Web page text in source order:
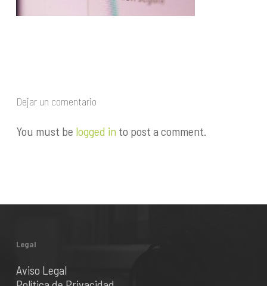
Dejar un comentario
You must be logged in to post a comment.
Legal
Aviso Legal